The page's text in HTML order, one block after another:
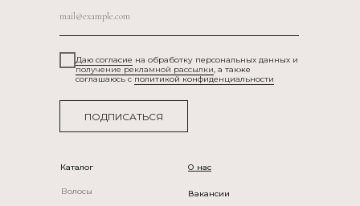
салон париков, натуральные парики БонПарик, wigDealers, парик из
Даю согласие на обработку персональных данных и
получение рекламной рассылки, а также
соглашаюсь cполитикой конфиденциальности
ПОДПИСАТЬСЯ
Волосы
Каталог
Вакансии
О нас